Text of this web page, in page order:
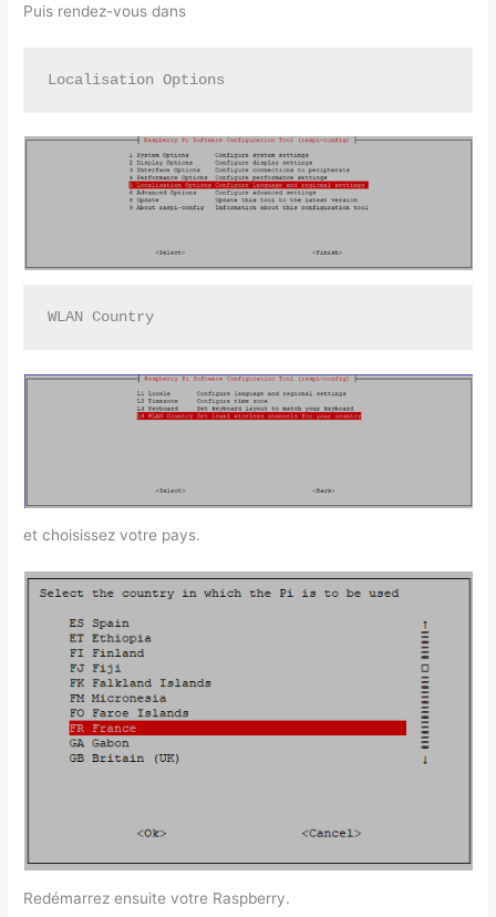
Puis rendez-vous dans
Localisation Options
WLAN Country
et choisissez votre pays.
Redémarrez ensuite votre Raspberry.